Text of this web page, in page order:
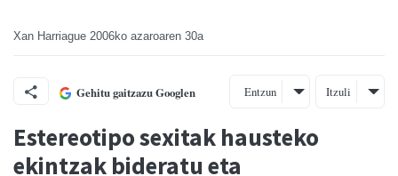
Xan Harriague 2006ko azaroaren 30a
Gehitu gaitzazu Googlen Entzun Itzuli
Estereotipo sexitak hausteko
ekintzak bideratu eta